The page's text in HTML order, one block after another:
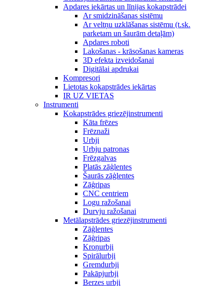
Apdares iekārtas un līnijas kokapstrādei
Ar smidzināšanas sistēmu
Ar veltņu uzklāšanas sistēmu (t.sk.
parketam un šaurām detaļām)
Apdares roboti
Lakošanas - krāsošanas kameras
3D efekta izveidošanai
Digitālai apdrukai
Kompresori
Lietotas kokapstrādes iekārtas
IR UZ VIETAS
Instrumenti
Kokapstrādes griezējinstrumenti
Kāta frēzes
Frēznaži
Urbji
Urbju patronas
Frēzgalvas
Platās zāģlentes
Šaurās zāģlentes
Zāģripas
CNC centriem
Logu ražošanai
Durvju ražošanai
Metālapstrādes griezējinstrumenti
Zāģlentes
Zāģripas
Kroņurbji
Spirālurbji
Gremdurbji
Pakāpjurbji
Berzes urbji